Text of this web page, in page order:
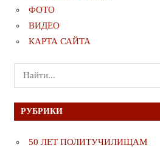
ФОТО
ВИДЕО
КАРТА САЙТА
Поиск
для:
РУБРИКИ
50 ЛЕТ ПОЛИТУЧИЛИЩАМ